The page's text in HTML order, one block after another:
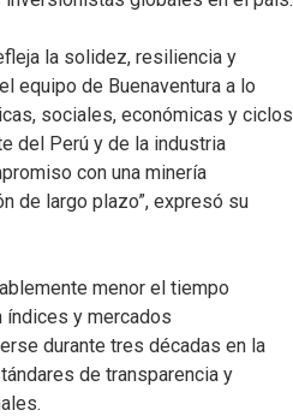
la solidez, resiliencia y
equipo de Buenaventura a lo
sociales, económicas y ciclos
del Perú y de la industria
con una minería
de largo plazo”, expresó su
menor el tiempo
índices y mercados
durante tres décadas en la
de transparencia y